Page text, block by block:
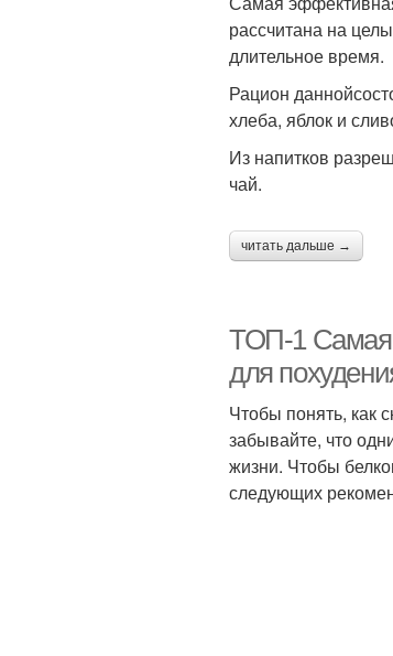
рассчитана на
длительное время.
Рацион
хлеба, яблок и
Из напитков
чай.
читать дальше →
ТОП-1 Самая
для
Чтобы понять, как
забывайте, что
жизни. Чтобы
следующих